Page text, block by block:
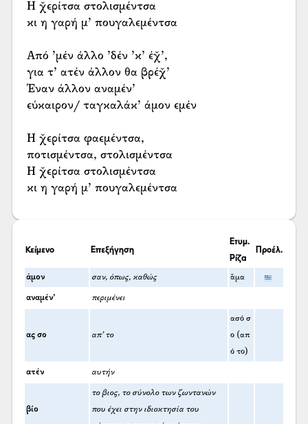
Η χ̌ερίτσα στολισμέντσα
κι η γαρή μ’ πουγαλεμέντσα
Από ’μέν άλλο ’δέν ’κ’ έχ̌’,
για τ’ ατέν άλλον θα βρέχ̌’
Έναν άλλον αναμέν’
εύκαιρον/ ταγκαλάκ’ άμον εμέν
Η χ̌ερίτσα φαεμέντσα,
ποτισμέντσα, στολισμέντσα
Η χ̌ερίτσα στολισμέντσα
κι η γαρή μ’ πουγαλεμέντσα
Κείμενο Επεξήγηση
Ετυμ.
Ρίζα
Προέλ.
άμον σαν, όπως, καθώς ἅμα
αναμέν’ περιμένει
ας σο απ’ το
ασό σ
ο (απ
ό το)
ατέν αυτήν
βίο
το βιος, το σύνολο των ζωντανών
που έχει στην ιδιοκτησία του